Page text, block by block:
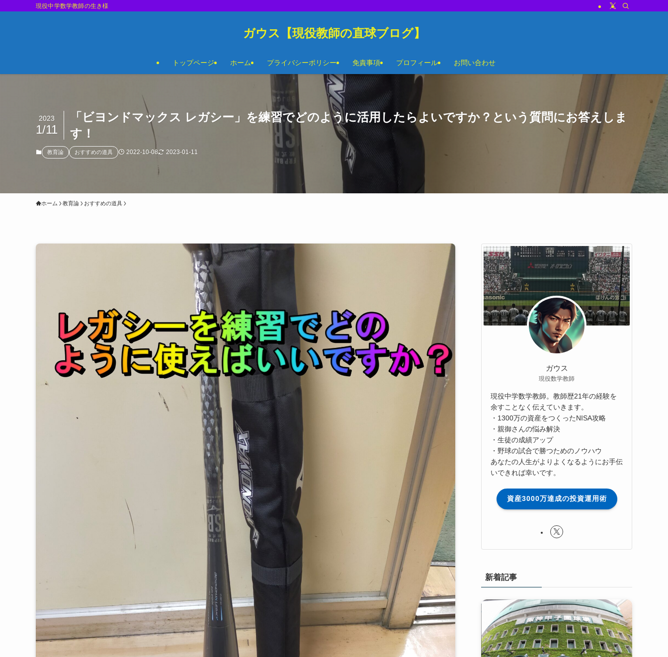
現役中学数学教師の生き様
ガウス【現役教師の直球ブログ】
トップページ ホーム プライバシーポリシー 免責事項 プロフィール お問い合わせ
「ビヨンドマックス レガシー」を練習でどのように活用したらよいですか？という質問にお答えしま
す！
2023
1/11
教育論 おすすめの道具 2022-10-08 2023-01-11
ホーム 教育論 おすすめの道具
ガウス
現役数学教師
現役中学数学教師。教師歴21年の経験を
余すことなく伝えていきます。
・1300万の資産をつくったNISA攻略
・親御さんの悩み解決
・生徒の成績アップ
・野球の試合で勝つためのノウハウ
あなたの人生がよりよくなるようにお手伝
いできれば幸いです。
資産3000万達成の投資運用術
新着記事